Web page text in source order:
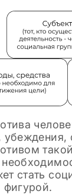
стать
фигурой.